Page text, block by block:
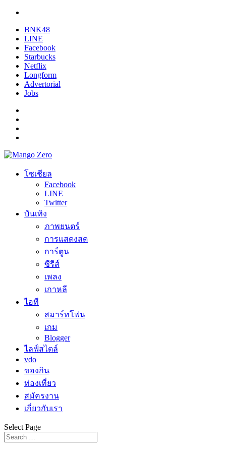
BNK48
LINE
Facebook
Starbucks
Netflix
Longform
Advertorial
Jobs
โซเชียล
Facebook
LINE
Twitter
บันเทิง
ภาพยนตร์
การแสดงสด
การ์ตูน
ซีรีส์
เพลง
เกาหลี
ไอที
สมาร์ทโฟน
เกม
Blogger
ไลฟ์สไตล์
vdo
ของกิน
ท่องเที่ยว
สมัครงาน
เกี่ยวกับเรา
Select Page